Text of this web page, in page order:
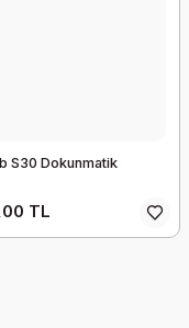
S30 Dokunmatik
TL